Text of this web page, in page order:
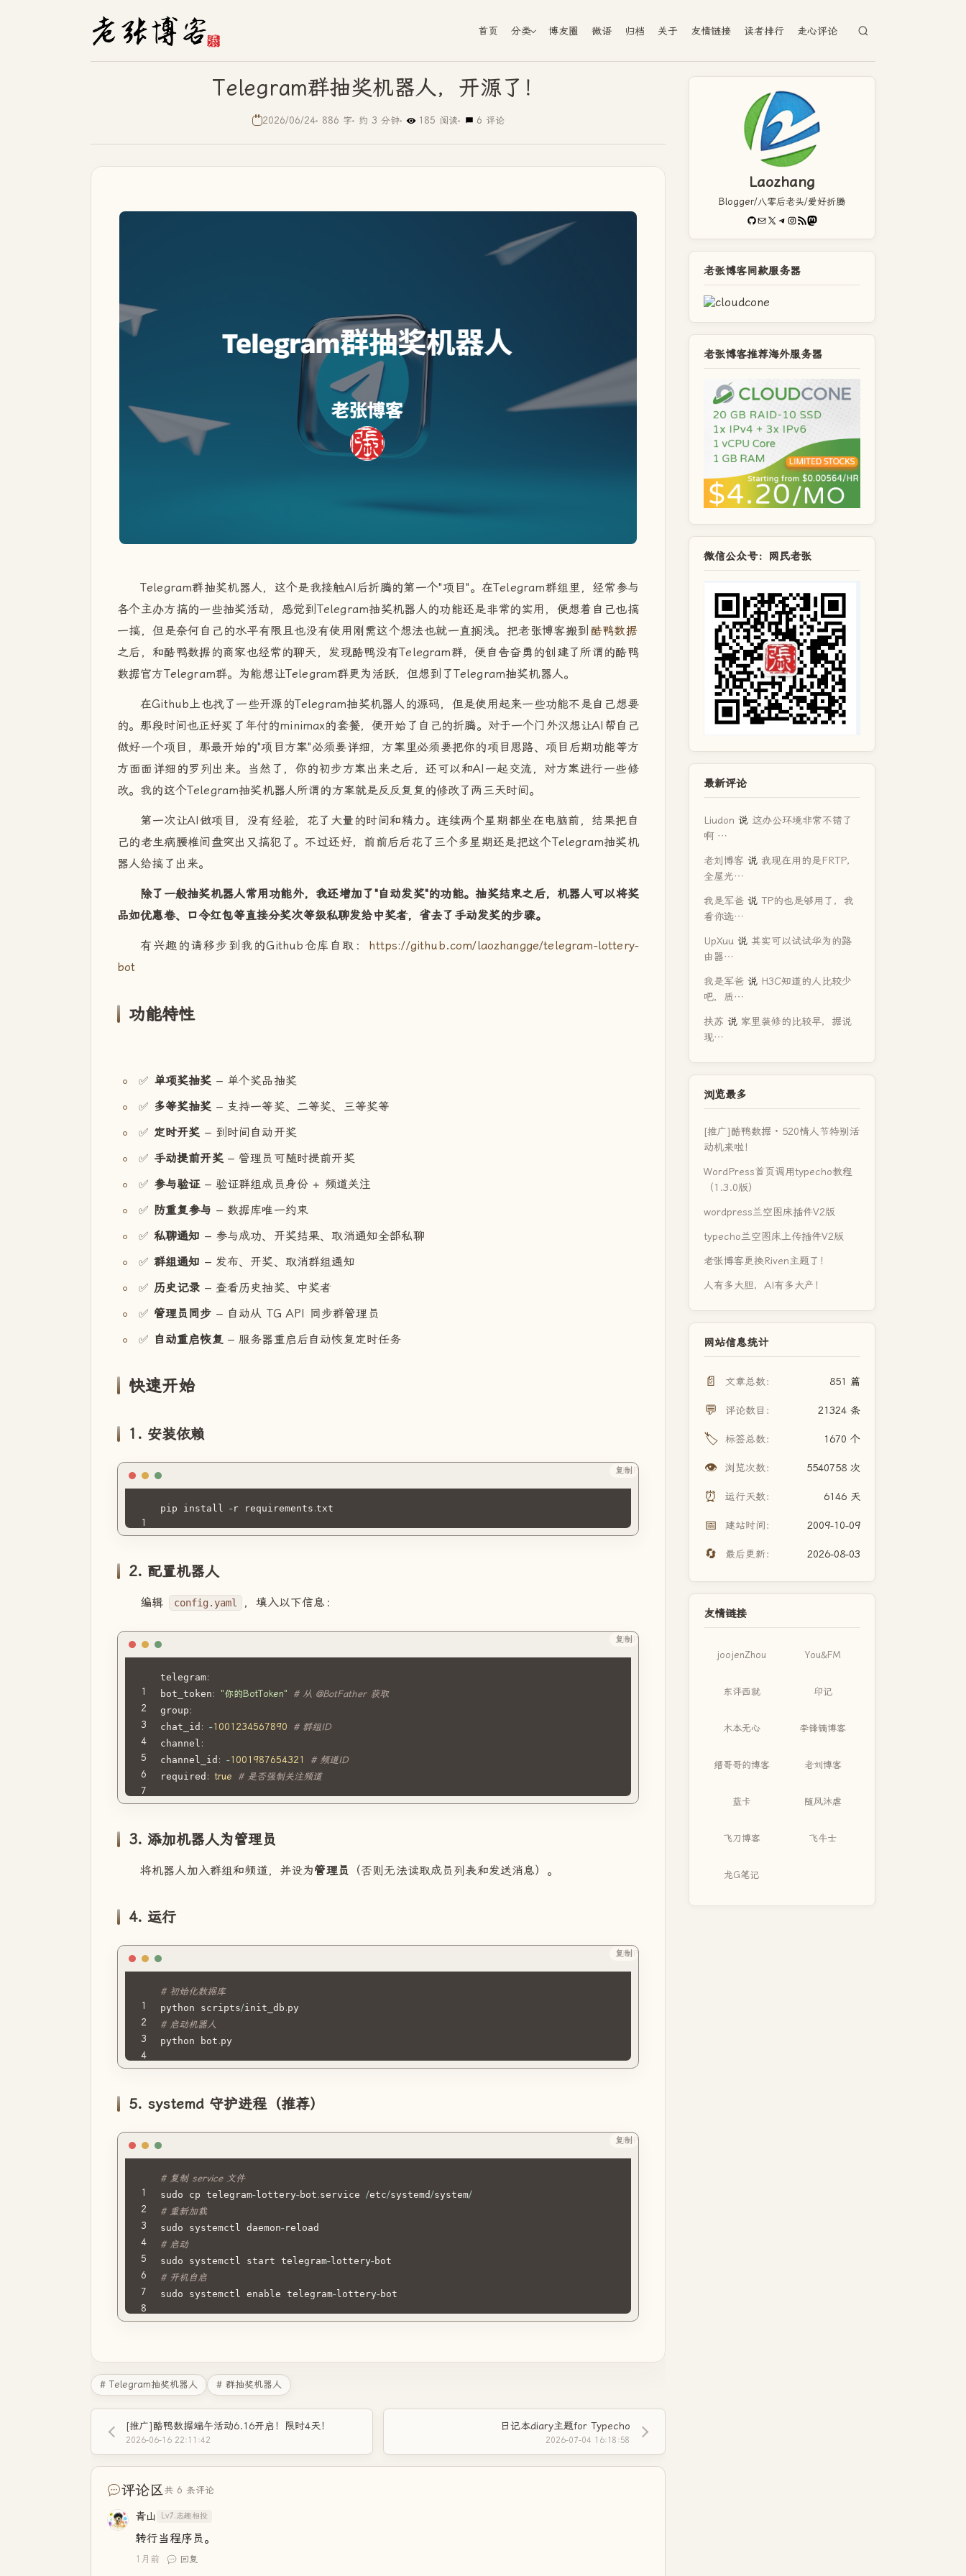
首页 分类 博友圈 微语 归档 关于 友情链接 读者排行 走心评论
Telegram群抽奖机器人，开源了！
2026/06/24 886 字 约 3 分钟 185 阅读 6 评论
Telegram群抽奖机器人，这个是我接触AI后折腾的第一个"项目"。在Telegram群组里，经常参与
各个主办方搞的一些抽奖活动，感觉到Telegram抽奖机器人的功能还是非常的实用，便想着自己也搞
一搞，但是奈何自己的水平有限且也没有使用刚需这个想法也就一直搁浅。把老张博客搬到 酷鸭数据
之后，和酷鸭数据的商家也经常的聊天，发现酷鸭没有Telegram群，便自告奋勇的创建了所谓的酷鸭
数据官方Telegram群。为能想让Telegram群更为活跃，但想到了Telegram抽奖机器人。
在Github上也找了一些开源的Telegram抽奖机器人的源码，但是使用起来一些功能不是自己想要
的。那段时间也正好买了年付的minimax的套餐，便开始了自己的折腾。对于一个门外汉想让AI帮自己
做好一个项目，那最开始的"项目方案"必须要详细，方案里必须要把你的项目思路、项目后期功能等方
方面面详细的罗列出来。当然了，你的初步方案出来之后，还可以和AI一起交流，对方案进行一些修
改。我的这个Telegram抽奖机器人所谓的方案就是反反复复的修改了两三天时间。
第一次让AI做项目，没有经验，花了大量的时间和精力。连续两个星期都坐在电脑前，结果把自
己的老生病腰椎间盘突出又搞犯了。不过还好，前前后后花了三个多星期还是把这个Telegram抽奖机
器人给搞了出来。
除了一般抽奖机器人常用功能外，我还增加了"自动发奖"的功能。抽奖结束之后，机器人可以将奖
品如优惠卷、口令红包等直接分奖次等级私聊发给中奖者，省去了手动发奖的步骤。
有兴趣的请移步到我的Github仓库自取：
https://github.com/laozhangge/telegram-lottery-
bot
功能特性
✅ 单项奖抽奖 – 单个奖品抽奖
✅ 多等奖抽奖 – 支持一等奖、二等奖、三等奖等
✅ 定时开奖 – 到时间自动开奖
✅ 手动提前开奖– 管理员可随时提前开奖
✅ 参与验证– 验证群组成员身份 + 频道关注
✅ 防重复参与 – 数据库唯一约束
✅ 私聊通知 – 参与成功、开奖结果、取消通知全部私聊
✅ 群组通知 – 发布、开奖、取消群组通知
✅ 历史记录 – 查看历史抽奖、中奖者
✅ 管理员同步 – 自动从 TG API 同步群管理员
✅ 自动重启恢复– 服务器重启后自动恢复定时任务
快速开始
1. 安装依赖
pip install -r requirements .txt
复制PHP
2. 配置机器人
编辑 config.yaml ，填入以下信息：
telegram:
bot_token : "你的BotToken"
# 从 @BotFather 获取
group :
chat_id : -1001234567890
# 群组ID
channel :
channel_id : -1001987654321
# 频道ID
required : true # 是否强制关注频道
复制PHP
3. 添加机器人为管理员
将机器人加入群组和频道，并设为管理员 （否则无法读取成员列表和发送消息）。
4. 运行
# 初始化数据库
python scripts/init_db .
# 启动机器人
python bot .py
复制PHP
5. systemd 守护进程（推荐）
# 复制 service 文件
sudo cp telegram- lottery-bot .service /etc/systemd/system/
# 重新加载
sudo systemctl daemon-
# 启动
sudo systemctl start telegram- lottery-
# 开机自启
sudo systemctl enable telegram- lottery-bot
复制PHP
# Telegram抽奖机器人 # 群抽奖机器人
[推广]酷鸭数据端午活动6.16开启！限时4天！
2026-06-16 22:11:42
日记本‌diary主题for Typecho
2026-07-04 16:18:58
评论区共 6 条评论
青山 Lv7.志趣相投
转行当程序员。
1月前 回复
Laozhang
Blogger/八零后老头/爱好折腾
GitHub
电子邮件X Telegram
Instagram
RSS FeedMastodon
老张博客同款服务器
老张博客推荐海外服务器
微信公众号：网民老张
最新评论
Liudon 说 这办公环境非常不错了
啊 …
老刘博客 说 我现在用的是FRTP，
全屋光…
我是军爸 说 TP的也是够用了，我
看你选…
UpXuu 说 其实可以试试华为的路
由器…
我是军爸 说 H3C知道的人比较少
吧，质…
扶苏 说 家里装修的比较早，据说
现…
浏览最多
[推广]酷鸭数据 · 520情人节特别活
动机来啦！
WordPress首页调用typecho教程
（1.3.0版）
wordpress兰空图床插件V2版
typecho兰空图床上传插件V2版
老张博客更换Riven主题了！
人有多大胆，AI有多大产！
网站信息统计
📄 文章总数： 851 篇
💬 评论数目： 21324 条
🏷️ 标签总数： 1670 个
👁️ 浏览次数： 5540758 次
⏰ 运行天数： 6146 天
📅 建站时间： 2009-10-09
🔄 最后更新： 2026-08-03
友情链接
joojenZhou You&FM
东评西就 印记
木本无心 李锋镝博客
缙哥哥的博客 老刘博客
蓝卡 随风沐虐
飞刀博客 飞牛士
龙G笔记